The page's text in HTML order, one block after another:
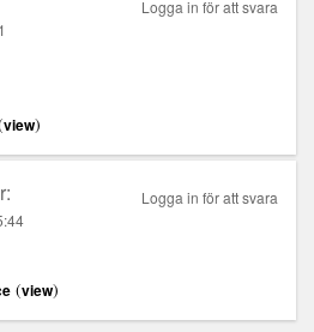
view)
Logga in för att svara
(view)
Logga in för att svara